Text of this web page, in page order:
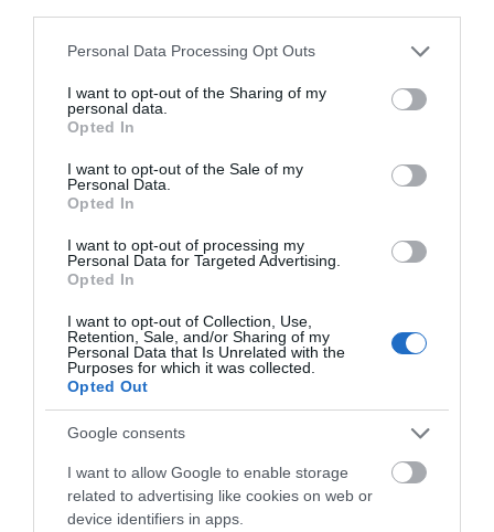
Please note that this website/app uses one or more Google
not limited to your visit or usage behaviour. You may click to
grant or deny consent to Google and its third-party tags to
use your data for below specified purposes in below Google
consent section.
Personal Data Processing Opt Outs
I want to opt-out of the Sharing of my
personal data.
Opted In
I want to opt-out of the Sale of my
Personal Data.
Opted In
I want to opt-out of processing my
Personal Data for Targeted Advertising.
Opted In
I want to opt-out of Collection, Use,
Retention, Sale, and/or Sharing of my
Personal Data that Is Unrelated with the
Purposes for which it was collected.
Opted Out
Google consents
I want to allow Google to enable storage
related to advertising like cookies on web or
device identifiers in apps.
Market Pass: Νέος κύκλος από το
αναμένονται οι πληρωμές
Εύβοια: Έργα οδοποιίας 2,4 εκατ.
09.08.2026 | 15:00
Τουρισμός για Όλους 2026-2027:
Ποιοι κάνουν αίτηση σήμερα –
Έως 600 ευρώ η επιδότηση
09.08.2026 | 14:40
Έκτακτα μέτρα και απαγορεύσεις
σήμερα στην Εύβοια – Μεγάλη
προσοχή!
09.08.2026 | 14:20
e-ΕΦΚΑ και ΔΥΠΑ: Ποιοι
δικαιούχοι πληρώνονται έως τις
14 Αυγούστου
τραγουδιστή στην
απαγορεύεται η
και πεζών
Χάος στην Εύβοια:
Ουρά χιλιομέτρων
μέσα στον Αύγουστο –
«Κινδυνεύουμε να
χάσουμε το πλοίο!»
Νέα τραγωδία σε
παραλία της Εύβοιας:
Πέθανε άνδρας